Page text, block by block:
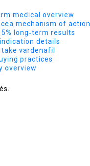
medical overview
mechanism of action
long‑term results
details
vardenafil
practices
overview